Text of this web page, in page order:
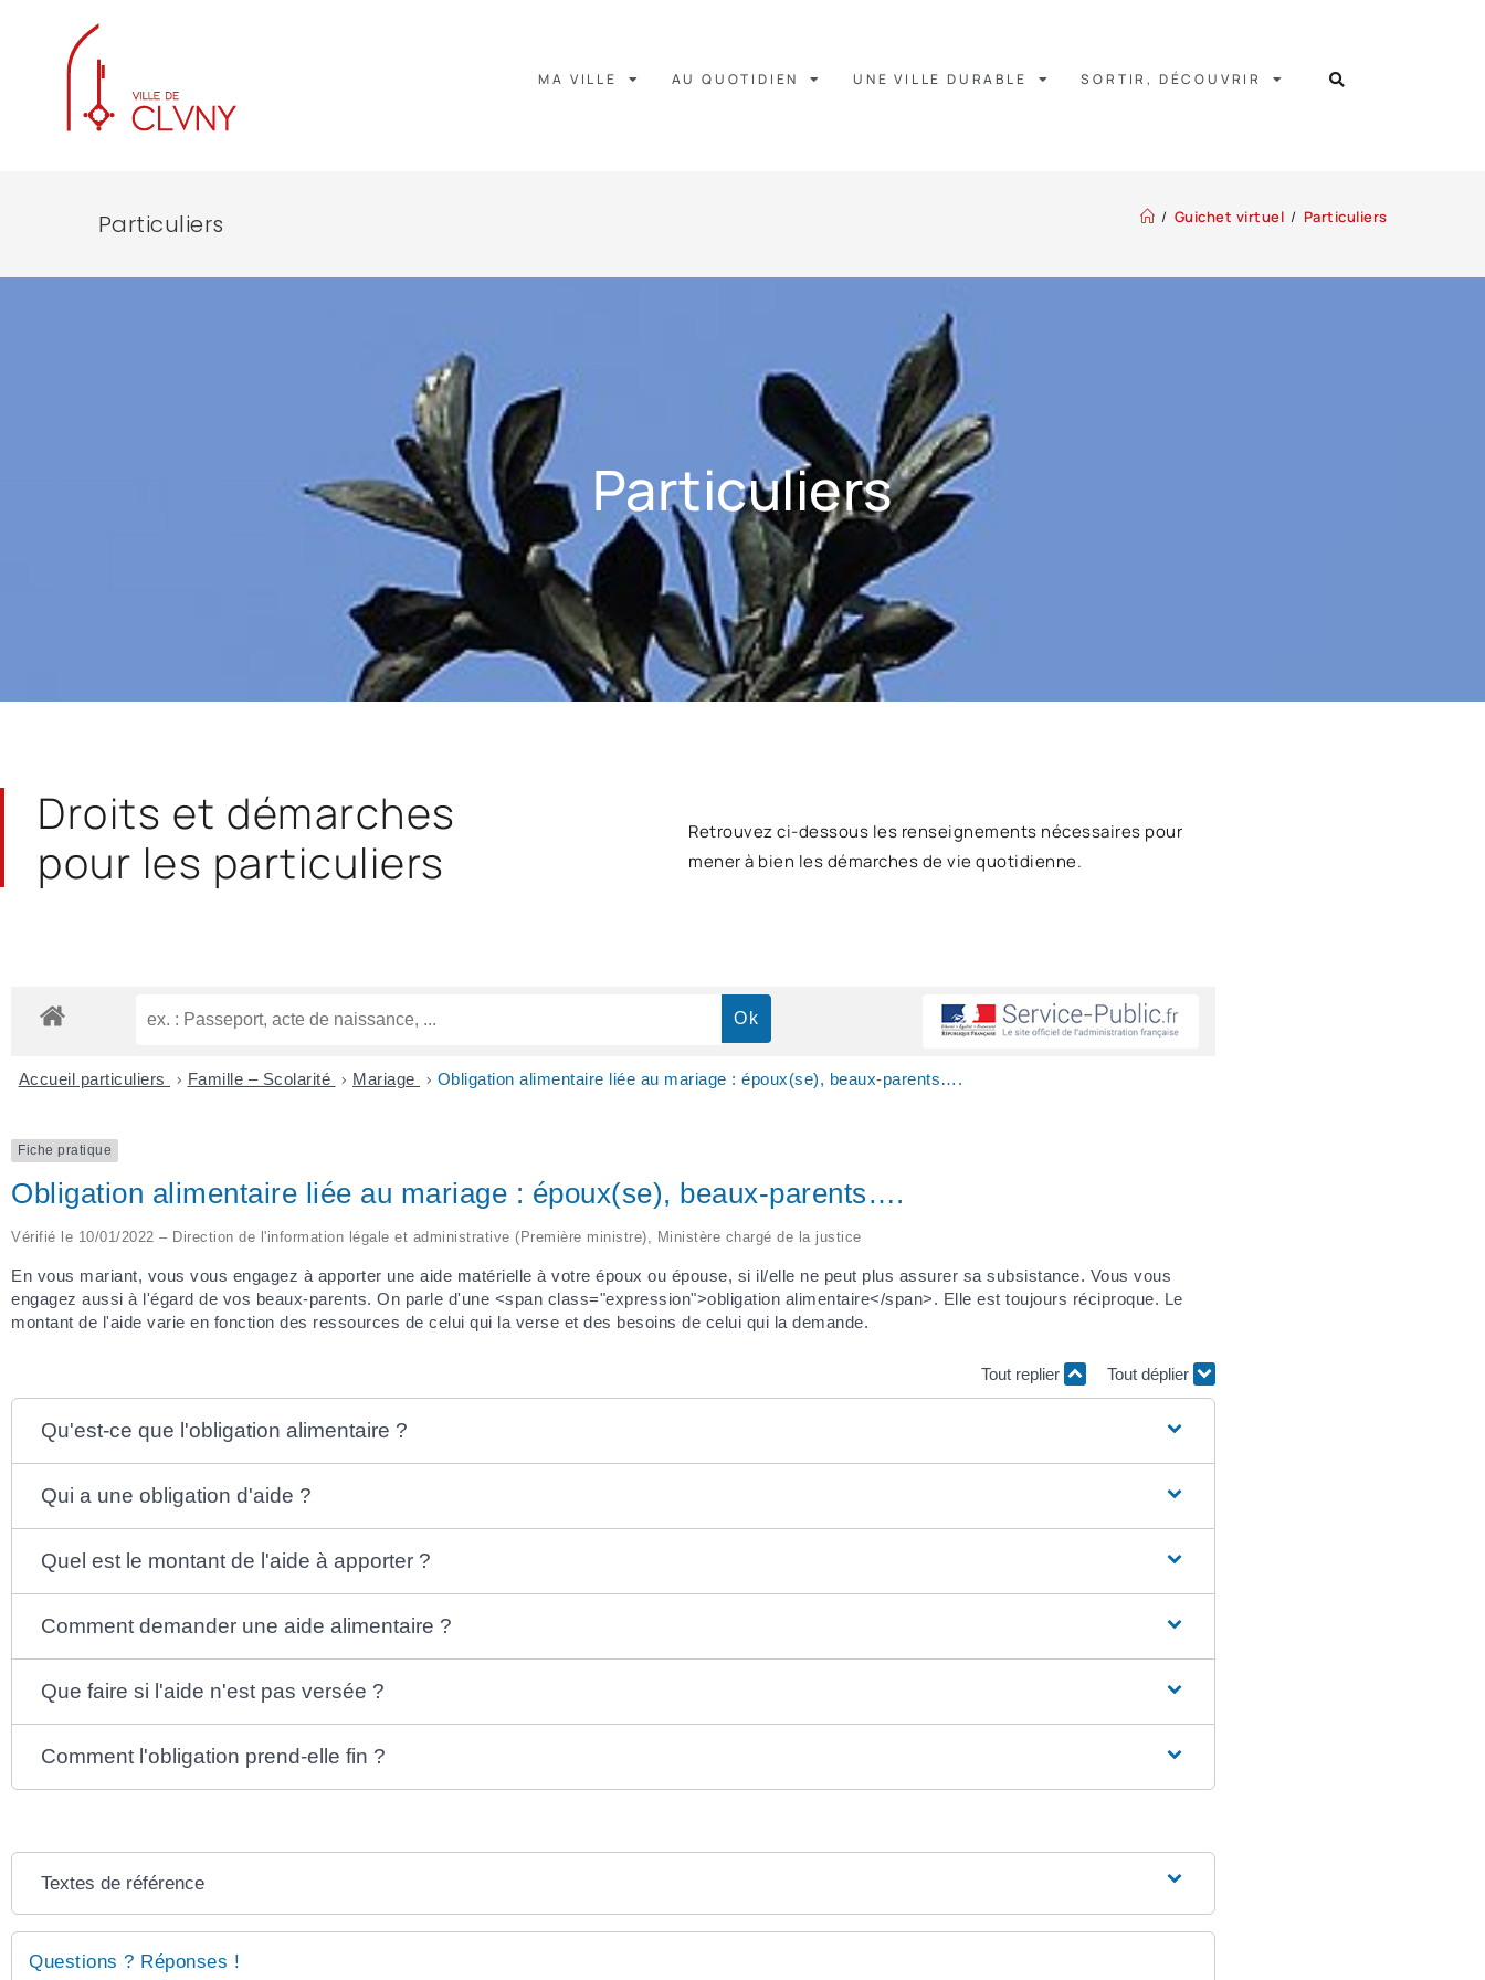
MA VILLE AU QUOTIDIEN UNE VILLE DURABLE SORTIR, DÉCOUVRIR
Particuliers / Guichet virtuel / Particuliers
Particuliers
Droits et démarches
pour les particuliers
Retrouvez ci-dessous les renseignements nécessaires pour
mener à bien les démarches de vie quotidienne.
Accueil particuliers > Famille – Scolarité > Mariage > Obligation alimentaire liée au mariage : époux(se), beaux-parents….
Fiche pratique
Obligation alimentaire liée au mariage : époux(se), beaux-parents….
Vérifié le 10/01/2022 – Direction de l'information légale et administrative (Première ministre), Ministère chargé de la justice
En vous mariant, vous vous engagez à apporter une aide matérielle à votre époux ou épouse, si il/elle ne peut plus assurer sa subsistance. Vous vous
engagez aussi à l'égard de vos beaux-parents. On parle d'une <span class="expression">obligation alimentaire</span>. Elle est toujours réciproque. Le
montant de l'aide varie en fonction des ressources de celui qui la verse et des besoins de celui qui la demande.
Tout replier Tout déplier
Qu'est-ce que l'obligation alimentaire ?
Qui a une obligation d'aide ?
Quel est le montant de l'aide à apporter ?
Comment demander une aide alimentaire ?
Que faire si l'aide n'est pas versée ?
Comment l'obligation prend-elle fin ?
Textes de référence
Questions ? Réponses !